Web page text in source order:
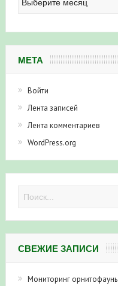
новостей
МЕТА
Войти
Лента записей
Лента комментариев
WordPress.org
СВЕЖИЕ ЗАПИСИ
Мониторинг